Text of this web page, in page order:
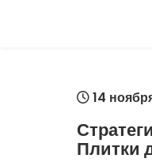
14
Плитки